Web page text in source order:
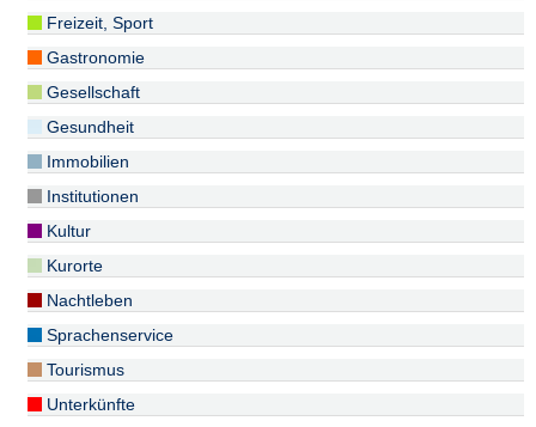
Freizeit, Sport
Gastronomie
Gesellschaft
Gesundheit
Immobilien
Institutionen
Kultur
Kurorte
Nachtleben
Sprachenservice
Tourismus
Unterkünfte